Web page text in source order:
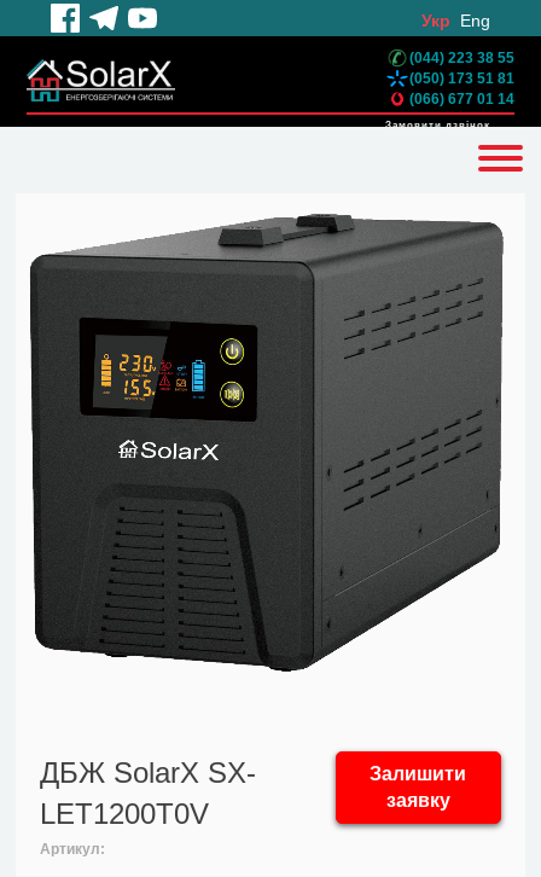
Укр Eng
(044) 223 38 55
(050) 173 51 81
(066) 677 01 14
Замовити дзвінок
ДБЖ SolarX SX-
LET1200T0V
Залишити
заявку
Артикул: